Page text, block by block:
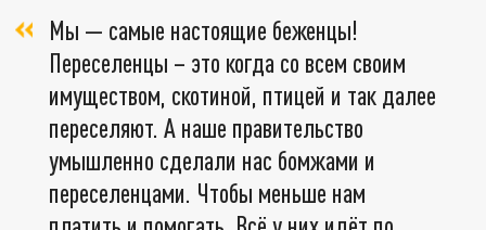
Мы — самые настоящие беженцы!
Переселенцы – это когда со всем своим
имуществом, скотиной, птицей и так далее
переселяют. А наше правительство
умышленно сделали нас бомжами и
переселенцами. Чтобы меньше нам